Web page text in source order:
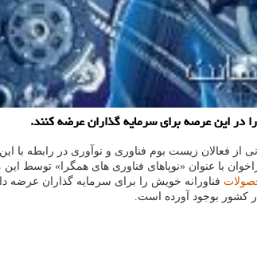
در این عرصه برای سرمایه گذاران عرضه كنند.
فعالان زیست بوم فناوری و نوآوری در رابطه با
با عنوان «نوپاهای فناوری های همگرا» توسط این
فناورانه خویش را برای سرمایه گذاران عرضه
کشور بوجود آورده است.